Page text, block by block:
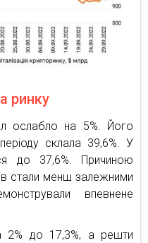
ринку
ослабло на 5%. Його
склала 39,6%. У
до 37,6%. Причиною
стали менш залежними
впевнене
2% до 17,3%, а решти